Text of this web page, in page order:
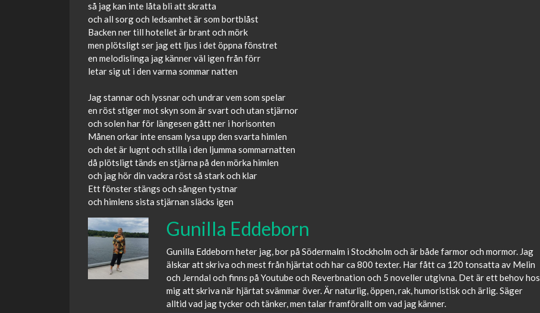
så jag kan inte låta bli att skratta
och all sorg och ledsamhet är som bortblåst
Backen ner till hotellet är brant och mörk
men plötsligt ser jag ett ljus i det öppna fönstret
en melodislinga jag känner väl igen från förr
letar sig ut i den varma sommar natten
Jag stannar och lyssnar och undrar vem som spelar
en röst stiger mot skyn som är svart och utan stjärnor
och solen har för längesen gått ner i horisonten
Månen orkar inte ensam lysa upp den svarta himlen
och det är lugnt och stilla i den ljumma sommarnatten
då plötsligt tänds en stjärna på den mörka himlen
och jag hör din vackra röst så stark och klar
Ett fönster stängs och sången tystnar
och himlens sista stjärnan släcks igen
Gunilla Eddeborn
Gunilla Eddeborn heter jag, bor på Södermalm i Stockholm och är både farmor och mormor. Jag
älskar att skriva och mest från hjärtat och har ca 800 texter. Har fått ca 120 tonsatta av Melin
och Jerndal och finns på Youtube och Reverbnation och 5 noveller utgivna. Det är ett behov hos
mig att skriva när hjärtat svämmar över. Är naturlig, öppen, rak, humoristisk och ärlig. Säger
alltid vad jag tycker och tänker, men talar framförallt om vad jag känner.